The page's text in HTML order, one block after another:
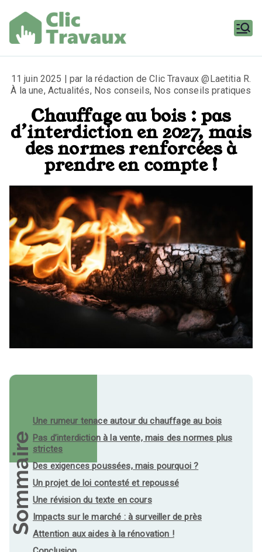
contenu
Travaux
11 juin 2025 | par la rédaction de Clic Travaux @Laetitia R.
À la une, Actualités, Nos conseils, Nos conseils pratiques
Chauffage au bois : pas
d’interdiction en 2027, mais
des normes renforcées à
prendre en compte !
Sommaire
Une rumeur tenace autour du chauffage au bois
Pas d’interdiction à la vente, mais des normes plus
strictes
Des exigences poussées, mais pourquoi ?
Un projet de loi contesté et repoussé
Une révision du texte en cours
Impacts sur le marché : à surveiller de près
Attention aux aides à la rénovation !